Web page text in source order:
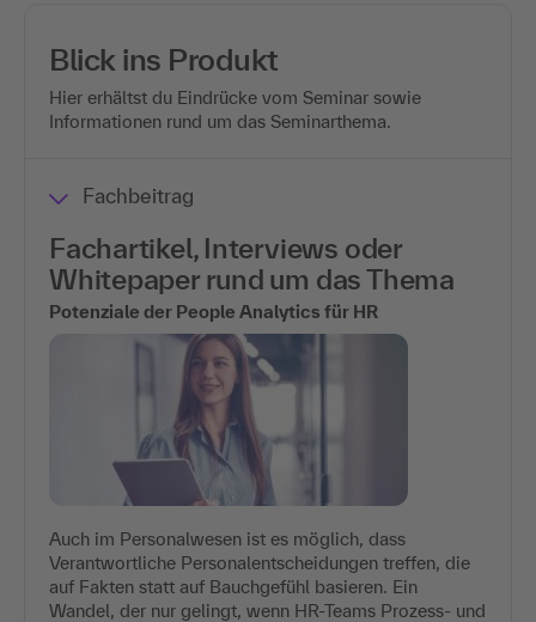
Blick ins Produkt
Hier erhältst du Eindrücke vom Seminar sowie
Informationen rund um das Seminarthema.
Fachbeitrag
Fachartikel, Interviews oder
Whitepaper rund um das Thema
Potenziale der People Analytics für HR
Auch im Personalwesen ist es möglich, dass
Verantwortliche Personalentscheidungen treffen, die
auf Fakten statt auf Bauchgefühl basieren. Ein
Wandel, der nur gelingt, wenn HR-Teams Prozess- und